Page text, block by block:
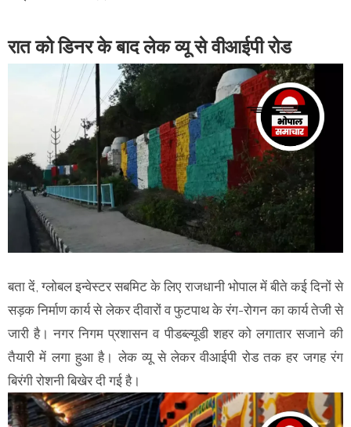
रात को डिनर के बाद लेक व्यू से वीआईपी रोड
बता दें, ग्लोबल इन्वेस्टर सबमिट के लिए राजधानी भोपाल में बीते कई दिनों से
सड़क निर्माण कार्य से लेकर दीवारों व फुटपाथ के रंग-रोगन का कार्य तेजी से
जारी है। नगर निगम प्रशासन व पीडब्ल्यूडी शहर को लगातार सजाने की
तैयारी में लगा हुआ है। लेक व्यू से लेकर वीआईपी रोड तक हर जगह रंग
बिरंगी रोशनी बिखेर दी गई है।